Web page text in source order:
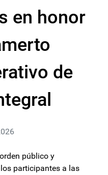
en honor
de
público y
participantes a las